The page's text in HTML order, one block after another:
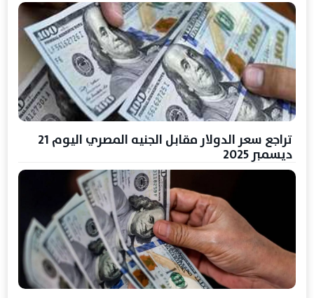
تراجع سعر الدولار مقابل الجنيه المصري اليوم 21
ديسمبر 2025